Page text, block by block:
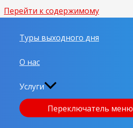
Перейти к содержимому
Туры выходного дня
О нас
Услуги
Переключатель меню